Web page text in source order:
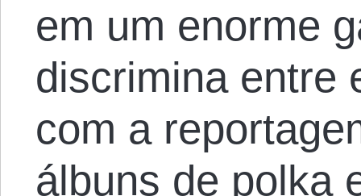
em um enorme
discrimina entre
com a
álbuns de polka